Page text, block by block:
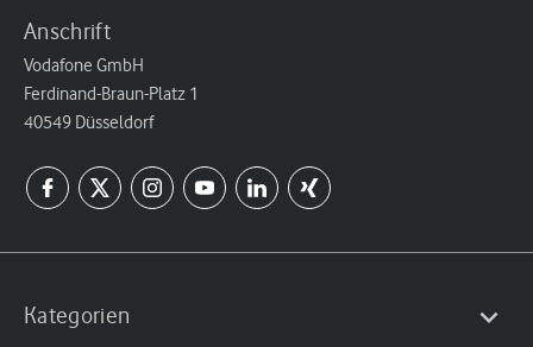
Anschrift
Vodafone GmbH
Ferdinand-Braun-Platz 1
40549 Düsseldorf
Kategorien